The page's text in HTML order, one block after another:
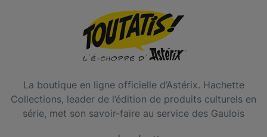
La boutique en ligne officielle d’Astérix. Hachette
Collections, leader de l’édition de produits culturels en
série, met son savoir-faire au service des Gaulois